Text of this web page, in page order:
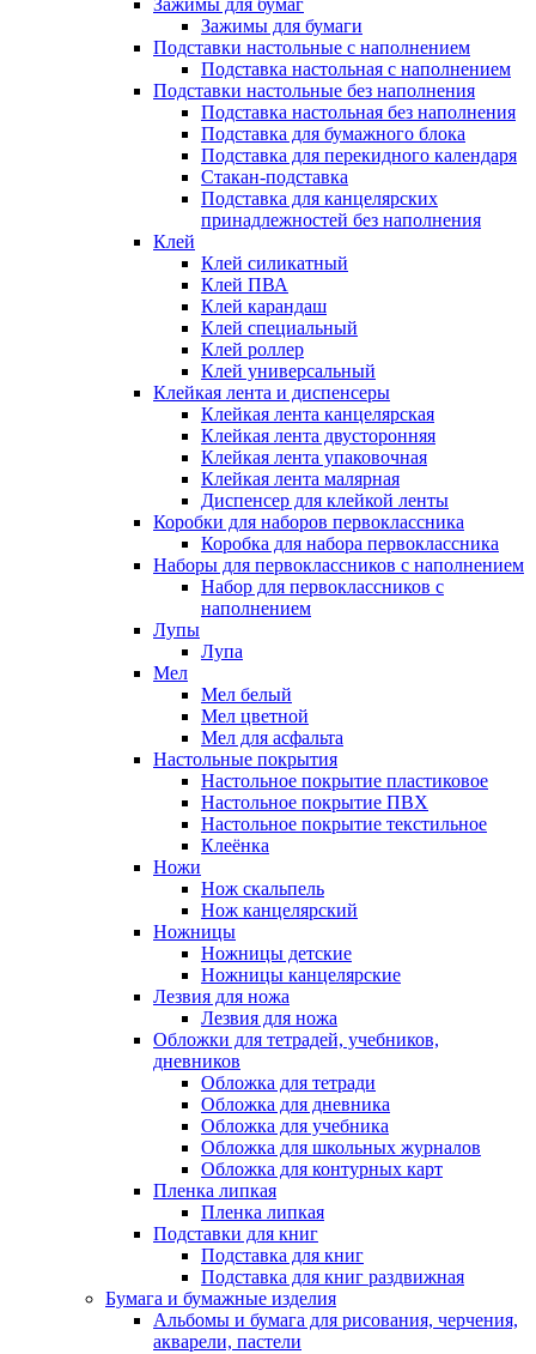
Зажимы для бумаг
Зажимы для бумаги
Подставки настольные с наполнением
Подставка настольная с наполнением
Подставки настольные без наполнения
Подставка настольная без наполнения
Подставка для бумажного блока
Подставка для перекидного календаря
Стакан-подставка
Подставка для канцелярских
принадлежностей без наполнения
Клей
Клей силикатный
Клей ПВА
Клей карандаш
Клей специальный
Клей роллер
Клей универсальный
Клейкая лента и диспенсеры
Клейкая лента канцелярская
Клейкая лента двусторонняя
Клейкая лента упаковочная
Клейкая лента малярная
Диспенсер для клейкой ленты
Коробки для наборов первоклассника
Коробка для набора первоклассника
Наборы для первоклассников с наполнением
Набор для первоклассников с
наполнением
Лупы
Лупа
Мел
Мел белый
Мел цветной
Мел для асфальта
Настольные покрытия
Настольное покрытие пластиковое
Настольное покрытие ПВХ
Настольное покрытие текстильное
Клеёнка
Ножи
Нож скальпель
Нож канцелярский
Ножницы
Ножницы детские
Ножницы канцелярские
Лезвия для ножа
Лезвия для ножа
Обложки для тетрадей, учебников,
дневников
Обложка для тетради
Обложка для дневника
Обложка для учебника
Обложка для школьных журналов
Обложка для контурных карт
Пленка липкая
Пленка липкая
Подставки для книг
Подставка для книг
Подставка для книг раздвижная
Бумага и бумажные изделия
Альбомы и бумага для рисования, черчения,
акварели, пастели